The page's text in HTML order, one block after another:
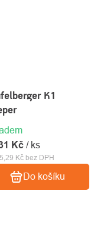
K1
Kč bez DPH
Kč / ks
Do košíku